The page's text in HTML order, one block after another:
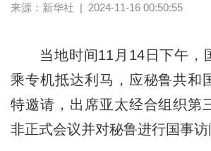
来源： 新华社 | 2024-11-16 00:50:55
当地时间11月14日下午，
乘专机抵达利马，应秘鲁共和
特邀请，出席亚太经合组织第
非正式会议并对秘鲁进行国事访